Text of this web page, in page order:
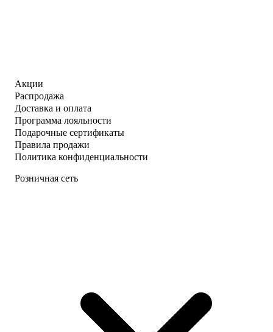
Акции
Распродажа
Доставка и оплата
Программа лояльности
Подарочные сертификаты
Правила продажи
Политика конфиденциальности
Розничная сеть